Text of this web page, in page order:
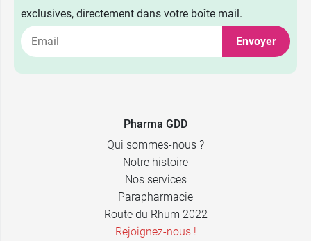
exclusives, directement dans votre boîte mail.
Envoyer
Pharma GDD
Qui sommes-nous ?
Notre histoire
Nos services
Parapharmacie
Route du Rhum 2022
Rejoignez-nous !